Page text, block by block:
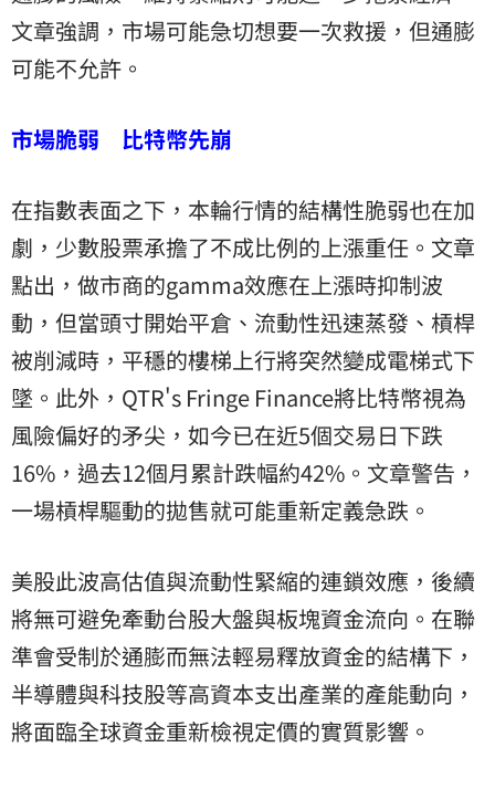
文章強調，市場可能急切想要一次救援，但通膨
可能不允許。
市場脆弱 比特幣先崩
在指數表面之下，本輪行情的結構性脆弱也在加
劇，少數股票承擔了不成比例的上漲重任。文章
點出，做市商的gamma效應在上漲時抑制波
動，但當頭寸開始平倉、流動性迅速蒸發、槓桿
被削減時，平穩的樓梯上行將突然變成電梯式下
墜。此外，QTR's Fringe Finance將比特幣視為
風險偏好的矛尖，如今已在近5個交易日下跌
16%，過去12個月累計跌幅約42%。文章警告，
一場槓桿驅動的拋售就可能重新定義急跌。
美股此波高估值與流動性緊縮的連鎖效應，後續
將無可避免牽動台股大盤與板塊資金流向。在聯
準會受制於通膨而無法輕易釋放資金的結構下，
半導體與科技股等高資本支出產業的產能動向，
將面臨全球資金重新檢視定價的實質影響。